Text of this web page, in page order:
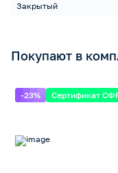
Закрытый
Покупают в
-23% Сертификат